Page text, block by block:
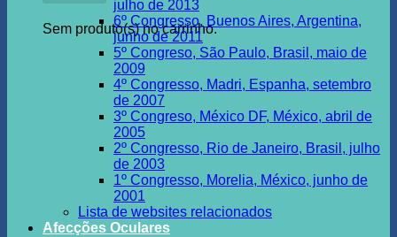
Sem produto(s) no carrinho.
julho de 2013
6º Congresso, Buenos Aires, Argentina,
junho de 2011
5º Congreso, São Paulo, Brasil, maio de
2009
4º Congresso, Madri, Espanha, setembro
de 2007
3º Congreso, México DF, México, abril de
2005
2º Congresso, Rio de Janeiro, Brasil, julho
de 2003
1º Congresso, Morelia, México, junho de
2001
Lista de websites relacionados
Afecções Oculares